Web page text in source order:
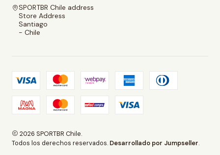
SPORTBR Chile address
Store Address
Santiago
- Chile
2026 SPORTBR Chile.
Todos los derechos reservados. Desarrollado por Jumpseller.